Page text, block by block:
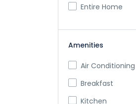
Entire Home
Amenities
Air Conditioning
Breakfast
Kitchen